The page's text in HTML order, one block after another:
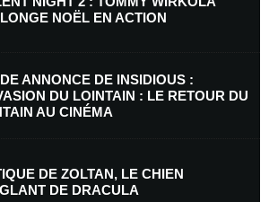
mon e-mail et mon site dans le navigateur pour
nouveaux commentaires par e-mail.
NOËL EN ACTION
ANNONCE DE INSIDIOUS :
DU LOINTAIN : LE RETOUR DU
AU CINÉMA
DE ZOLTAN, LE CHIEN
DE DRACULA